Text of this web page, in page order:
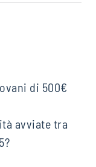
di 500€
avviate tra